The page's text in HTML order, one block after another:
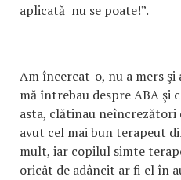
aplicată nu se poate!”.
Am încercat-o, nu a mers şi
mă întrebau despre ABA şi
asta, clătinau neîncrezători
avut cel mai bun terapeut
mult, iar copilul simte
oricât de adâncit ar fi el în